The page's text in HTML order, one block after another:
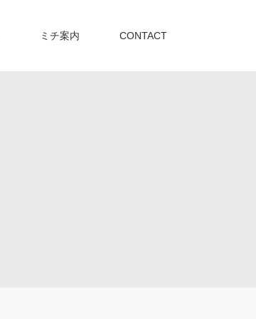
ミチ案内 CONTACT